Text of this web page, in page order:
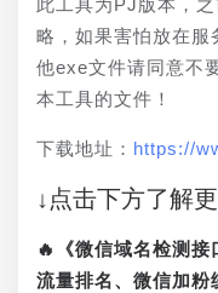
此工具为PJ版本，
略，如果害怕放在服
他exe文件请同意不
本工具的文件！
下载地址： https://
↓点击下方了解
🔥《微信域名检测
流量排名、微信加粉